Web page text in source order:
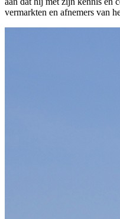
vermarkten en afnemers van